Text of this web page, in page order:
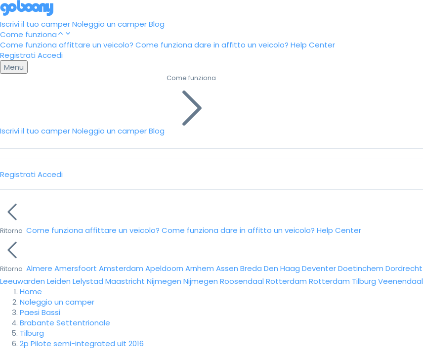
Iscrivi il tuo camperNoleggio un camperBlog
Come funziona
Come funziona affittare un veicolo? Come funziona dare in affitto un veicolo? Help Center
Registrati Accedi
Menu
Iscrivi il tuo camperNoleggio un camperBlog
Come funziona
Registrati Accedi
Ritorna Come funziona affittare un veicolo? Come funziona dare in affitto un veicolo? Help Center
Ritorna Almere Amersfoort Amsterdam Apeldoorn Arnhem Assen Breda Den Haag DeventerDoetinchem Dordrecht
Leeuwarden Leiden Lelystad Maastricht Nijmegen Nijmegen Roosendaal Rotterdam Rotterdam Tilburg Veenendaal
Home
Noleggio un camper
Paesi Bassi
Brabante Settentrionale
Tilburg
2p Pilote semi-integrated uit 2016